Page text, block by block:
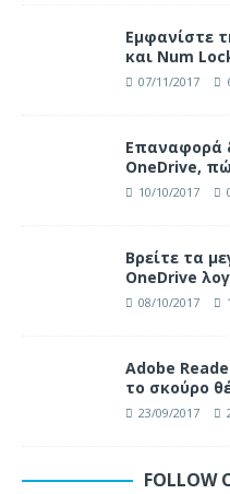
Eμφανίστε
και Num
07/11/2017
Επαναφορά
OneDrive,
10/10/2017
Βρείτε τα
OneDrive
08/10/2017 1
Adobe
το σκούρο
23/09/2017
FOLLOW